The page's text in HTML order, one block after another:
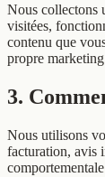
Nous collectons
visitées,
contenu que
propre
3.
Nous utilisons
facturation, avis